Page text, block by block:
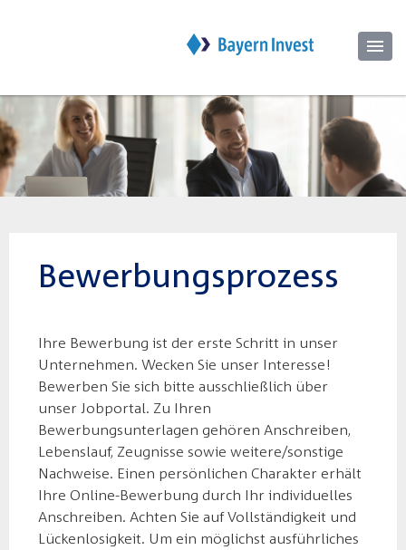
Bewerbungsprozess
Ihre Bewerbung ist der erste Schritt in unser
Unternehmen. Wecken Sie unser Interesse!
Bewerben Sie sich bitte ausschließlich über
unser Jobportal. Zu Ihren
Bewerbungsunterlagen gehören Anschreiben,
Lebenslauf, Zeugnisse sowie weitere/sonstige
Nachweise. Einen persönlichen Charakter erhält
Ihre Online-Bewerbung durch Ihr individuelles
Anschreiben. Achten Sie auf Vollständigkeit und
Lückenlosigkeit. Um ein möglichst ausführliches